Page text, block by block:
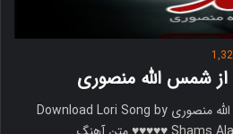
از شمس الله منصوری
دانلود آهنگ لری زمند از شمس الله منصوری Download Lori Song by